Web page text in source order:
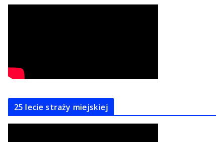
25 lecie straży miejskiej